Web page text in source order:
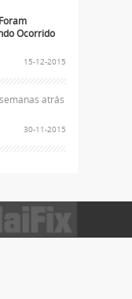
Ocorrido
15-12-2015
atrás
30-11-2015